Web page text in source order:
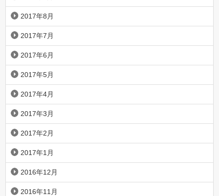
2017年8月
2017年7月
2017年6月
2017年5月
2017年4月
2017年3月
2017年2月
2017年1月
2016年12月
2016年11月